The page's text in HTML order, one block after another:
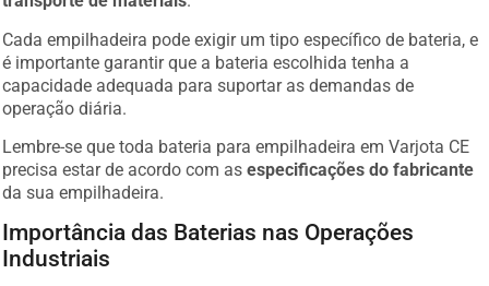
Cada empilhadeira pode exigir um tipo específico de bateria, e
é importante garantir que a bateria escolhida tenha a
capacidade adequada para suportar as demandas de
operação diária.
Lembre-se que toda bateria para empilhadeira em Varjota CE
precisa estar de acordo com as especificações do fabricante
da sua empilhadeira.
Importância das Baterias nas Operações
Industriais